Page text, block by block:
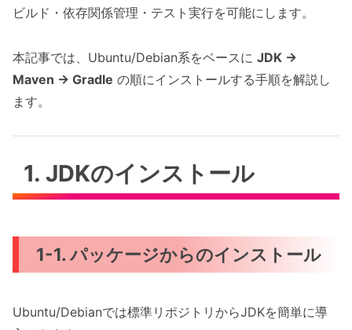
ビルド・依存関係管理・テスト実行を可能にします。
本記事では、Ubuntu/Debian系をベースに JDK →
Maven → Gradle の順にインストールする手順を解説し
ます。
1. JDKのインストール
1-1. パッケージからのインストール
Ubuntu/Debianでは標準リポジトリからJDKを簡単に導